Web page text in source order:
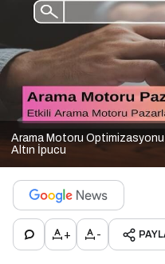
Arama Motoru
Altın İpucu
+ -